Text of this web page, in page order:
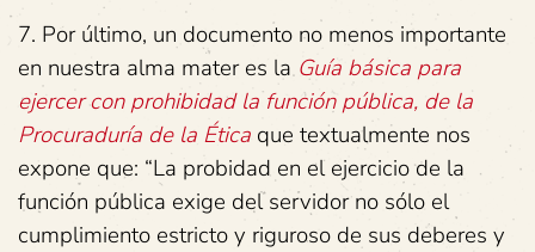
7. Por último, un documento no menos importante
en nuestra alma mater es laGuía básica para
ejercer con prohibidad la función pública, de la
Procuraduría de la Ética que textualmente nos
expone que: “La probidad en el ejercicio de la
función pública exige del servidor no sólo el
cumplimiento estricto y riguroso de sus deberes y